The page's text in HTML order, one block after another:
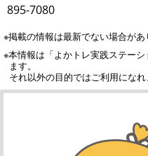
895-7080
※掲載の情報は最新でない場合があ
※本情報は「よかトレ実践ステー
ます。
それ以外の目的ではご利用になれ